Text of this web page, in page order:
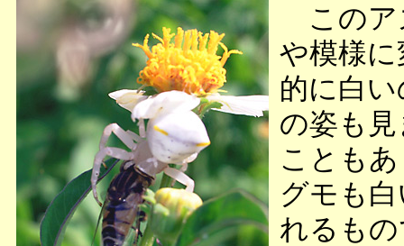
このア
や模様
的に白
の姿も
ことも
グモも
れるも